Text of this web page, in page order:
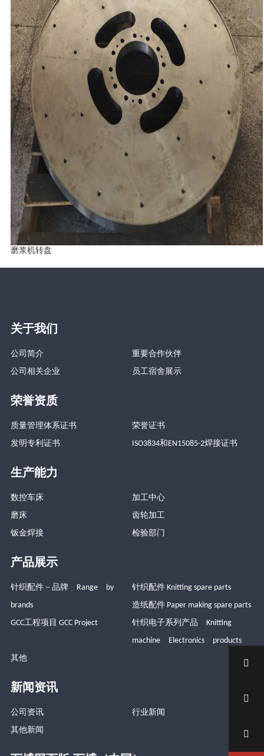
磨浆机转盘
关于我们
公司简介
重要合作伙伴
公司相关企业
员工宿舍展示
荣誉资质
质量管理体系证书
荣誉证书
发明专利证书
ISO3834和EN15085-2焊接证书
生产能力
数控车床
加工中心
磨床
齿轮加工
钣金焊接
检验部门
产品展示
针织配件－品牌 Range by
brands
针织配件 Knitting spare parts
造纸配件 Paper making spare parts
GCC工程项目 GCC Project
针织电子系列产品 Knitting
machine Electronics products
其他
新闻资讯
公司资讯
行业新闻
其他新闻


